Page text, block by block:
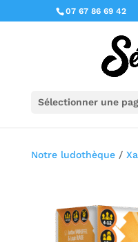
07 67 86 69 42
Sélectionner une
Notre ludothèque/